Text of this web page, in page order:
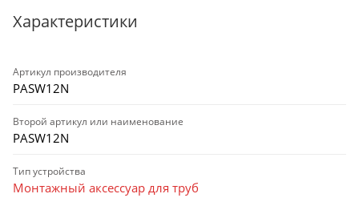
Характеристики
Артикул производителя
PASW12N
Второй артикул или наименование
PASW12N
Тип устройства
Монтажный аксессуар для труб